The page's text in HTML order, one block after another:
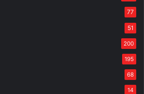
77
51
200
195
68
14